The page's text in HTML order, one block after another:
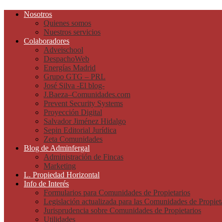
Nosotros
Quienes somos
Nuestros servicios
Colaboradores
Adveischool
DespachoWeb
Energías Madrid
Grupo GTG – PRL
José Silva -El blog-
J.Baeza–Comunidades.com
Prevent Security Systems
Proyección Digital
Salvador Jiménez Hidalgo
Sepin Editorial Jurídica
Zeta Comunidades
Blog de Adminfergal
Administración de Fincas
Marketing
L. Propiedad Horizontal
Info de Interés
Formularios para Comunidades de Propietarios
Legislación actualizada para las Comunidades de
Jurisprudencia sobre Comunidades de Propietarios
Utilidades